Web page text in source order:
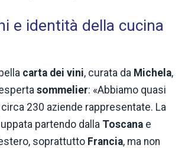
e identità della cucina
carta dei vini, curata da Michela,
sommelier: «Abbiamo quasi
230 aziende rappresentate. La
partendo dalla Toscana e
soprattutto Francia, ma non